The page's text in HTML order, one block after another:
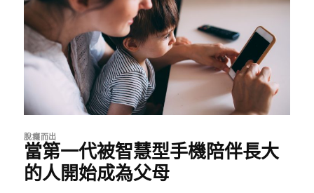
脫癮而出
當第一代被智慧型手機陪伴長大
的人開始成為父母